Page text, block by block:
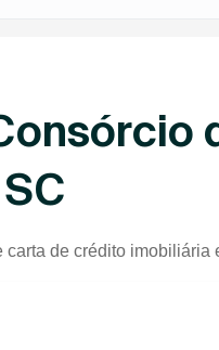
de crédito imobiliária